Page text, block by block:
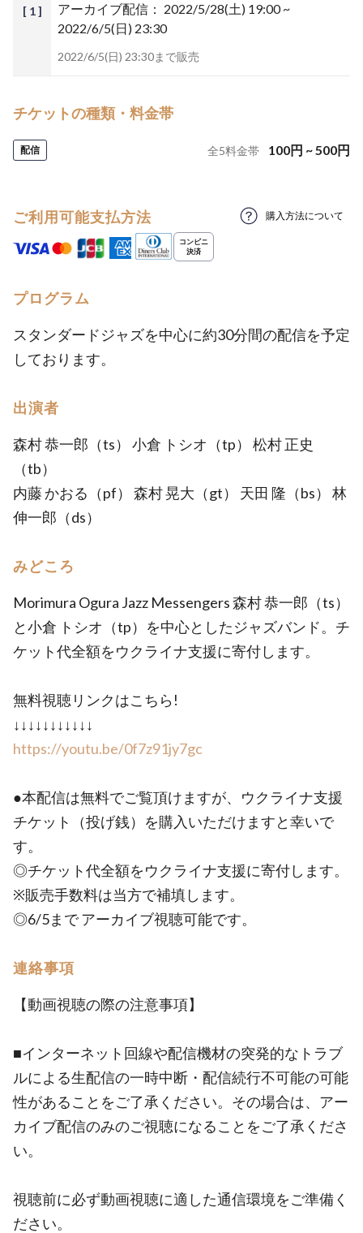
[ 1 ]
アーカイブ配信： 2022/5/28(土) 19:00 ~
2022/6/5(日) 23:30
2022/6/5(日) 23:30まで販売
チケットの種類・料金帯
配信 全5料金帯 100円 ~500円
ご利用可能支払方法 購入方法について
プログラム
スタンダードジャズを中心に約30分間の配信を予定
しております。
出演者
森村 恭一郎（ts） 小倉 トシオ（tp） 松村 正史
（tb）
内藤 かおる（pf） 森村 晃大（gt） 天田 隆（bs） 林
伸一郎（ds）
みどころ
Morimura Ogura Jazz Messengers 森村 恭一郎（ts）
と小倉 トシオ（tp）を中心としたジャズバンド。チ
ケット代全額をウクライナ支援に寄付します。
無料視聴リンクはこちら!
↓↓↓↓↓↓↓↓↓↓↓
https://youtu.be/0f7z91jy7gc
●本配信は無料でご覧頂けますが、ウクライナ支援
チケット（投げ銭）を購入いただけますと幸いで
す。
◎チケット代全額をウクライナ支援に寄付します。
※販売手数料は当方で補填します。
◎6/5まで アーカイブ視聴可能です。
連絡事項
【動画視聴の際の注意事項】
■インターネット回線や配信機材の突発的なトラブ
ルによる生配信の一時中断・配信続行不可能の可能
性があることをご了承ください。その場合は、アー
カイブ配信のみのご視聴になることをご了承くださ
い。
視聴前に必ず動画視聴に適した通信環境をご準備く
ださい。